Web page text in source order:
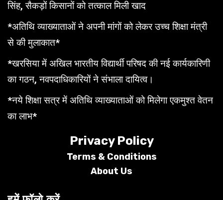
सिंह, सैकड़ों किसानों को तत्काल मिली खाद
*अतिथि व्याख्याताओं ने अपनी मांगों को लेकर उच्च शिक्षा मंत्री
से की मुलाकात*
*खरसिया में अखिल भारतीय विद्यार्थी परिषद की नई कार्यकारिणी
का गठन, नवपदाधिकारियों ने संभाला दायित्व।
*नये शिक्षा सत्र में अतिथि व्याख्याताओं को मिलेगा एकमुश्त वेतन
का लाभ*
Privacy Policy
Terms & Conditions
About Us